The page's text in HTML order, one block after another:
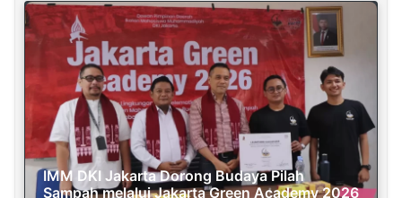
IMM DKI Jakarta Dorong Budaya Pilah
Sampah melalui Jakarta Green Academy 2026